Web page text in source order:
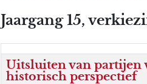
Jaargang 15,
Uitsluiten van partijen
historisch perspectief